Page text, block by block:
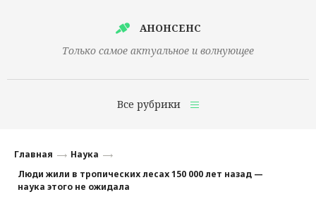
АНОНСЕНС
Только самое актуальное и волнующее
Все рубрики
Финансы
Главная
Наука
Люди жили в тропических лесах 150 000 лет назад —
наука этого не ожидала